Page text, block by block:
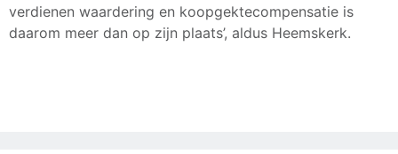
verdienen waardering en koopgektecompensatie is
daarom meer dan op zijn plaats’, aldus Heemskerk.